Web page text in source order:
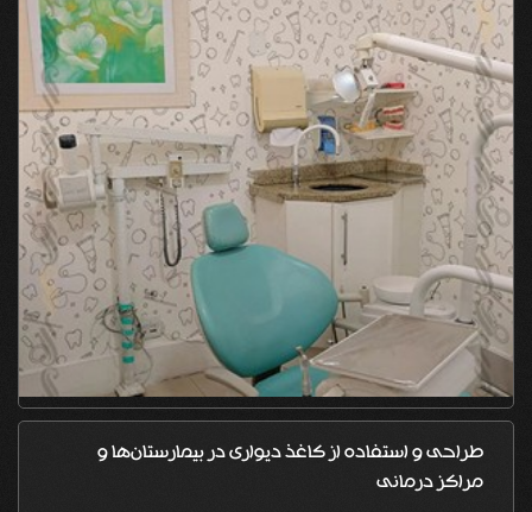
طراحی و استفاده از کاغذ دیواری در بیمارستان‌ها و
مراکز درمانی